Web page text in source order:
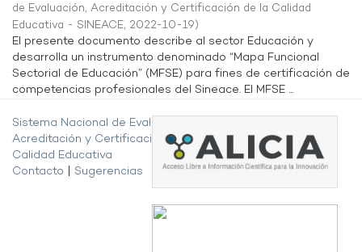
de Evaluación, Acreditación y Certificación de la Calidad
Educativa - SINEACE, 2022-10-19)
El presente documento describe al sector Educación y
desarrolla un instrumento denominado “Mapa Funcional
Sectorial de Educación” (MFSE) para fines de certificación de
competencias profesionales del Sineace. El MFSE ...
Sistema Nacional de Evaluación,
Acreditación y Certificación de la
Calidad Educativa
Contacto
Sugerencias